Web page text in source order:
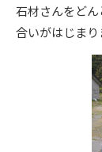
石材さんをど
合いがはじまり